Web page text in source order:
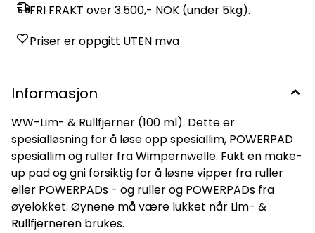
brosjyren til Wimpernwelle om POWERPAD vippeløft:
METODEN FOR GODT VIPPELØFT - POWERPAD Her kan du få
WIMPERNWELLES TRENINGSVIDEO
FRI FRAKT over 3.500,- NOK (under 5kg).
Priser er oppgitt UTEN mva
Informasjon
WW-Lim- & Rullfjerner (100 ml). Dette er
spesialløsning for å løse opp spesiallim, POWERPAD
spesiallim og ruller fra Wimpernwelle. Fukt en make-
up pad og gni forsiktig for å løsne vipper fra ruller
eller POWERPADs - og ruller og POWERPADs fra
øyelokket. Øynene må være lukket når Lim- &
Rullfjerneren brukes.